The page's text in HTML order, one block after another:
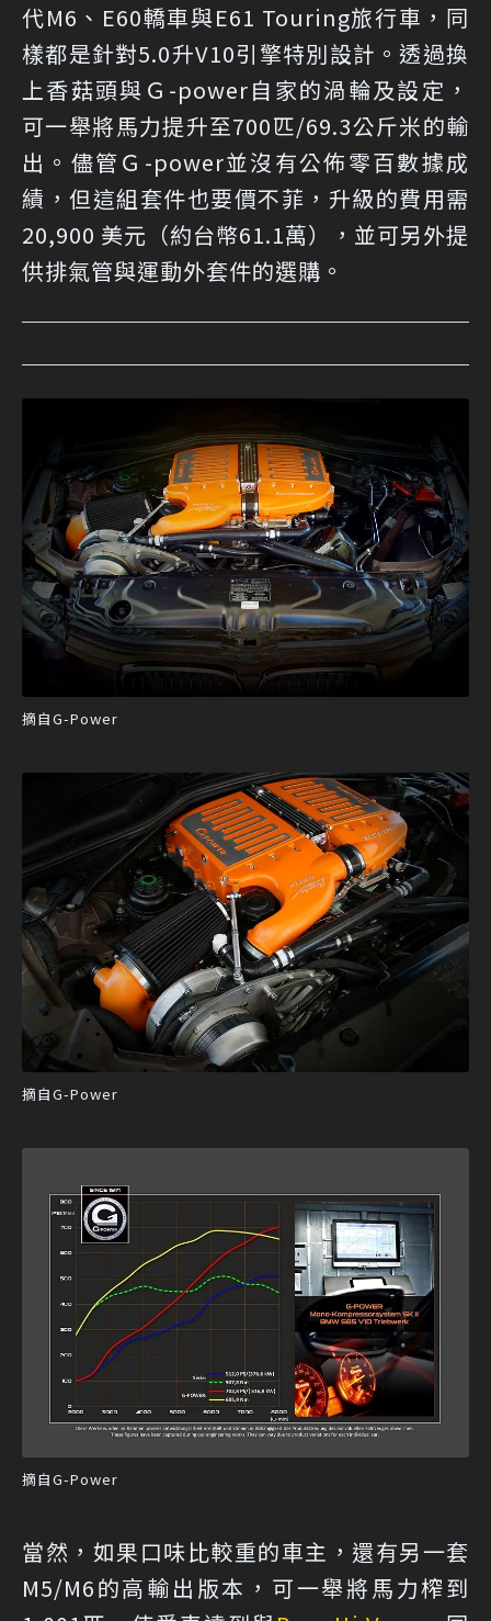
代M6、E60轎車與E61 Touring旅行車，同
樣都是針對5.0升V10引擎特別設計。透過換
上香菇頭與Ｇ-power自家的渦輪及設定，
可一舉將馬力提升至700匹/69.3公斤米的輸
出。儘管Ｇ-power並沒有公佈零百數據成
績，但這組套件也要價不菲，升級的費用需
20,900 美元（約台幣61.1萬），並可另外提
供排氣管與運動外套件的選購。
摘自G-Power
摘自G-Power
摘自G-Power
當然，如果口味比較重的車主，還有另一套
M5/M6的高輸出版本，可一舉將馬力榨到